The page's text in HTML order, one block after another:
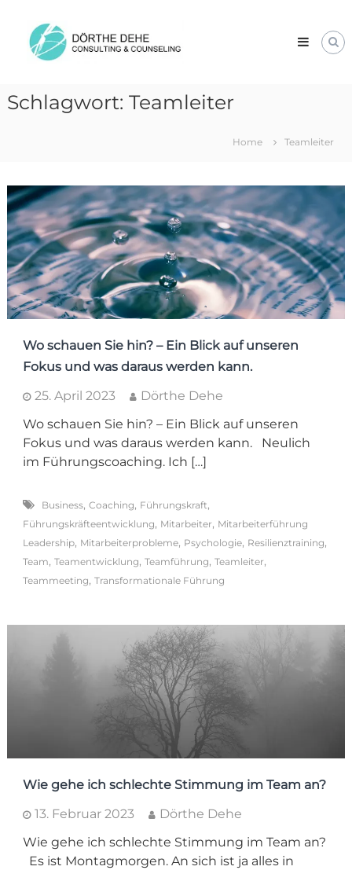
content
Dehe
Consulting
Schlagwort: Teamleiter
Home Teamleiter
Wo schauen Sie hin? – Ein Blick auf unseren
Fokus und was daraus werden kann.
25. April 2023
Dörthe Dehe
Wo schauen Sie hin? – Ein Blick auf unseren
Fokus und was daraus werden kann. Neulich
im Führungscoaching. Ich […]
Business, Coaching, Führungskraft,
Führungskräfteentwicklung, Mitarbeiter, Mitarbeiterführung
Leadership, Mitarbeiterprobleme, Psychologie, Resilienztraining,
Team, Teamentwicklung, Teamführung, Teamleiter,
Teammeeting, Transformationale Führung
Wie gehe ich schlechte Stimmung im Team an?
13. Februar 2023
Dörthe Dehe
Wie gehe ich schlechte Stimmung im Team an?
Es ist Montagmorgen. An sich ist ja alles in